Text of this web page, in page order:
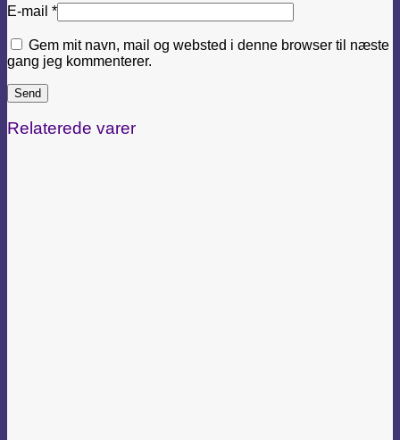
E-mail *
Gem mit navn, mail og websted i denne browser til næste
gang jeg kommenterer.
Relaterede varer